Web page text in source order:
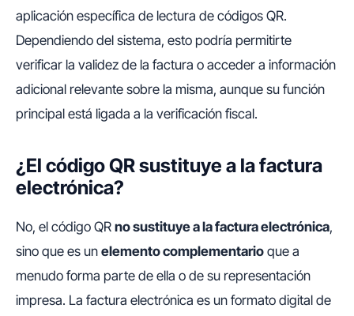
aplicación específica de lectura de códigos QR.
Dependiendo del sistema, esto podría permitirte
verificar la validez de la factura o acceder a información
adicional relevante sobre la misma, aunque su función
principal está ligada a la verificación fiscal.
¿El código QR sustituye a la factura
electrónica?
No, el código QR no sustituye a la factura electrónica,
sino que es un elemento complementario que a
menudo forma parte de ella o de su representación
impresa. La factura electrónica es un formato digital de